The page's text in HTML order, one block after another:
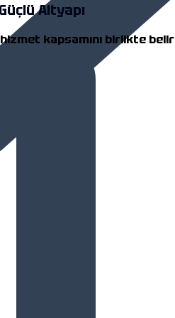
Altyapı
kapsamını birlikte